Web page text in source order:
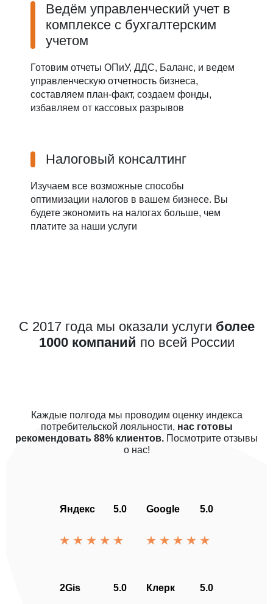
Ведём управленческий учет в
комплексе с бухгалтерским
учетом
Готовим отчеты ОПиУ, ДДС, Баланс, и ведем
управленческую отчетность бизнеса,
составляем план-факт, создаем фонды,
избавляем от кассовых разрывов
Налоговый консалтинг
Изучаем все возможные способы
оптимизации налогов в вашем бизнесе. Вы
будете экономить на налогах больше, чем
платите за наши услуги
С 2017 года мы оказали услуги более
1000 компаний по всей России
Каждые полгода мы проводим оценку индекса
потребительской лояльности, нас готовы
рекомендовать 88% клиентов. Посмотрите отзывы
о нас!
Яндекс 5.0 Google 5.0
2Gis 5.0 Клерк 5.0